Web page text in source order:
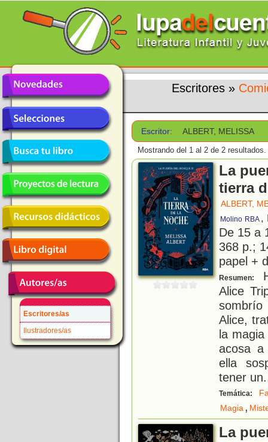
Escritores/as
Ilustradores/as
Escritores »
Escritor: ALBERT, MELISSA
Mostrando del 1 al 2 de 2 resultados.
La
tierra
ALBERT,
Molino RBA ,
De 15 a
368 p.;
papel +
Resumen:
Alice
Alice,
la
acosa a
ella
tener un
Temática:
Magia,
La